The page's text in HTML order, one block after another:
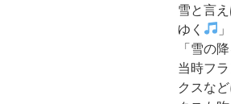
雪と言
ゆく
「雪の
当時フ
クスな